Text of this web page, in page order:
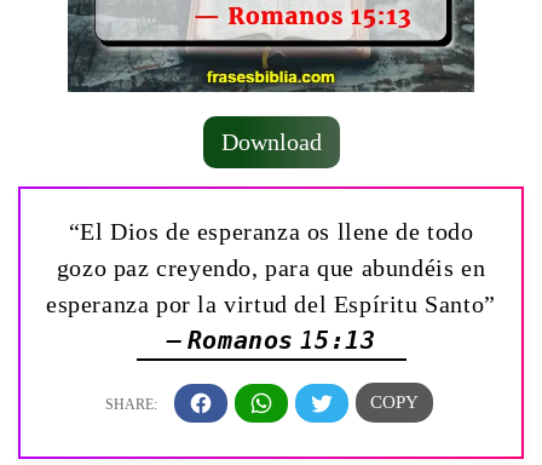
Download
“El Dios de esperanza os llene de todo
gozo paz creyendo, para que abundéis en
esperanza por la virtud del Espíritu Santo”
— Romanos 15:13